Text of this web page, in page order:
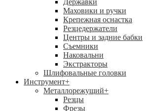
Державки
Маховики и ручки
Крепежная оснастка
Резцедержатели
Центры и задние бабки
Съемники
Наковальни
Экстракторы
Шлифовальные головки
Инструмент+
Металлорежущий+
Резцы
Фрезы